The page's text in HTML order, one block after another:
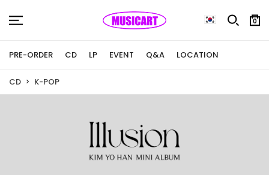
0
PRE-ORDER CD LP EVENT Q&A LOCATION
CD K-POP